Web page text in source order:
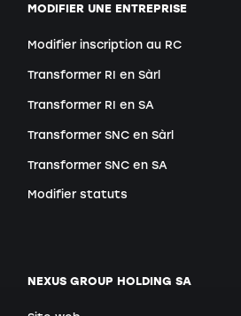
MODIFIER UNE ENTREPRISE
Modifier inscription au RC
Transformer RI en Sàrl
Transformer RI en SA
Transformer SNC en Sàrl
Transformer SNC en SA
Modifier statuts
NEXUS GROUP HOLDING SA